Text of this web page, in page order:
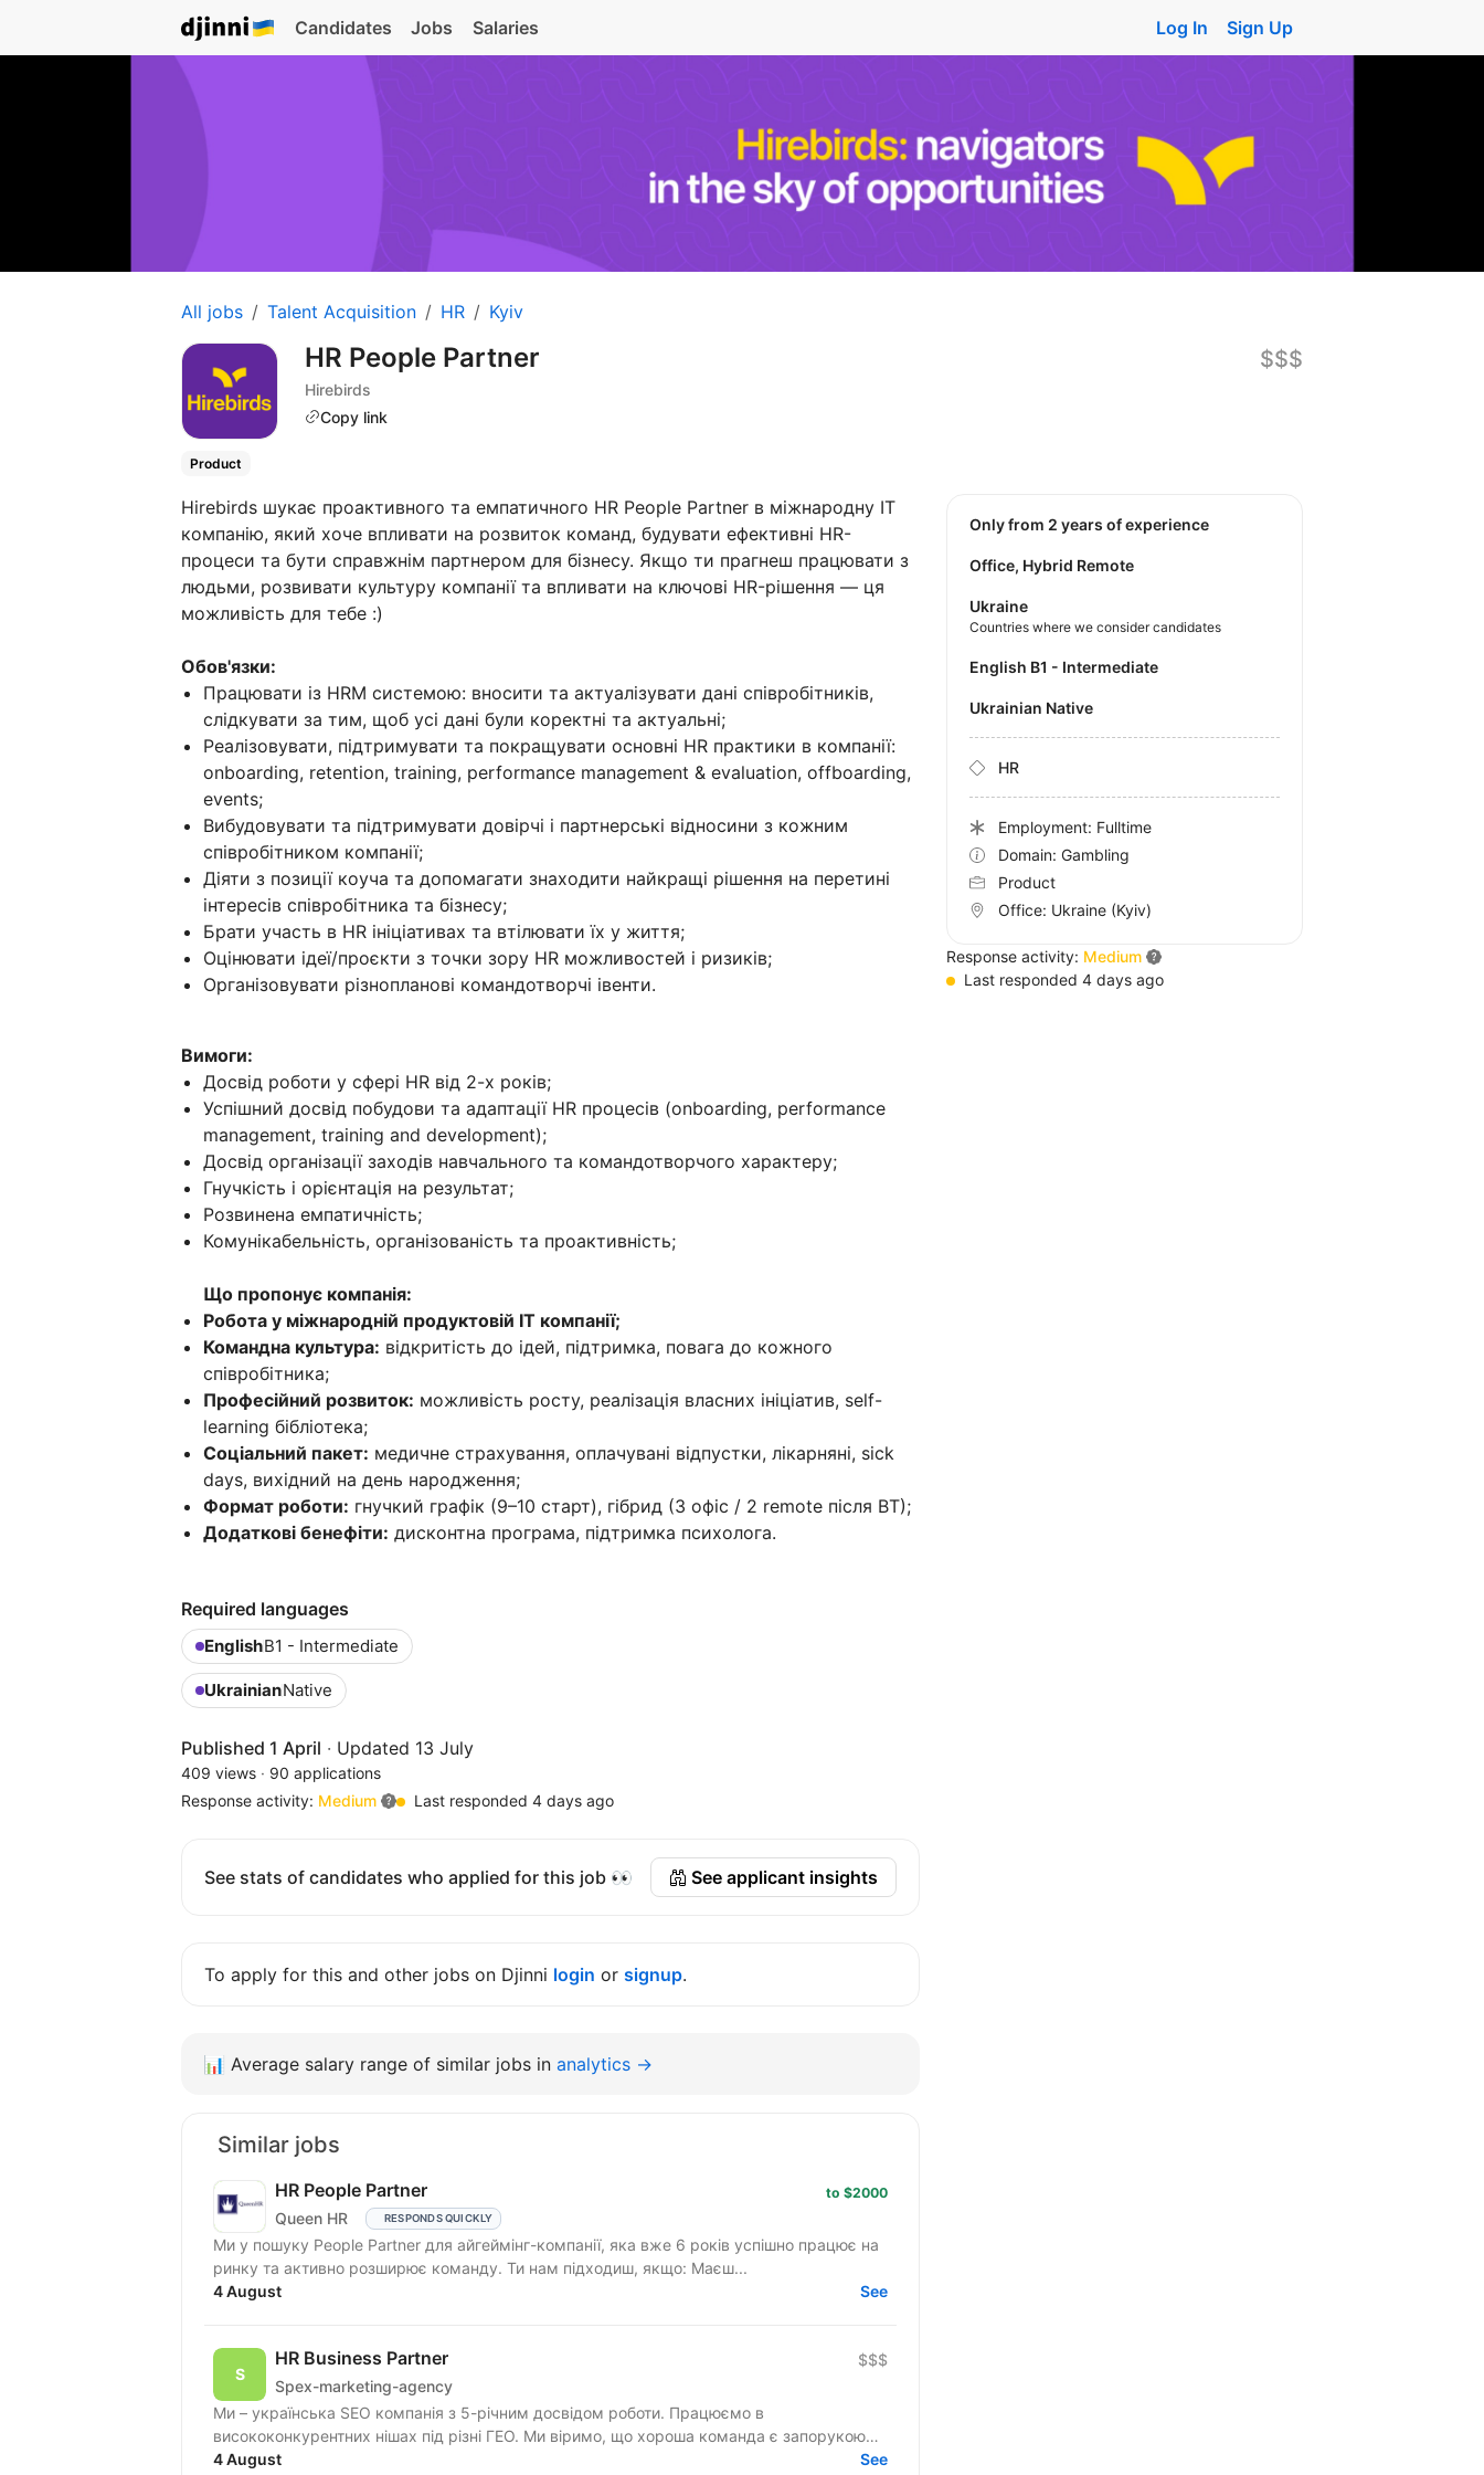
Candidates Jobs Salaries Log In Sign Up
All jobs Talent Acquisition HR Kyiv
HR People Partner
Hirebirds
Copy link
$$$
Product
Hirebirds шукає проактивного та емпатичного HR People Partner в міжнародну IT
компанію, який хоче впливати на розвиток команд, будувати ефективні HR-
процеси та бути справжнім партнером для бізнесу. Якщо ти прагнеш працювати з
людьми, розвивати культуру компанії та впливати на ключові HR-рішення — ця
можливість для тебе :)
Обов'язки:
Працювати із HRM системою: вносити та актуалізувати дані співробітників,
слідкувати за тим, щоб усі дані були коректні та актуальні;
Реалізовувати, підтримувати та покращувати основні HR практики в компанії:
onboarding, retention, training, performance management & evaluation, offboarding,
events;
Вибудовувати та підтримувати довірчі і партнерські відносини з кожним
співробітником компанії;
Діяти з позиції коуча та допомагати знаходити найкращі рішення на перетині
інтересів співробітника та бізнесу;
Брати участь в HR ініціативах та втілювати їх у життя;
Оцінювати ідеї/проєкти з точки зору HR можливостей і ризиків;
Організовувати різнопланові командотворчі івенти.
Вимоги:
Досвід роботи у сфері HR від 2-х років;
Успішний досвід побудови та адаптації HR процесів (onboarding, performance
management, training and development);
Досвід організації заходів навчального та командотворчого характеру;
Гнучкість і орієнтація на результат;
Розвинена емпатичність;
Комунікабельність, організованість та проактивність;
Що пропонує компанія:
Робота у міжнародній продуктовій IT компанії;
Командна культура: відкритість до ідей, підтримка, повага до кожного
співробітника;
Професійний розвиток: можливість росту, реалізація власних ініціатив, self-
learning бібліотека;
Соціальний пакет: медичне страхування, оплачувані відпустки, лікарняні, sick
days, вихідний на день народження;
Формат роботи: гнучкий графік (9–10 старт), гібрид (3 офіс / 2 remote після ВТ);
Додаткові бенефіти: дисконтна програма, підтримка психолога.
Required languages
EnglishB1 - Intermediate
UkrainianNative
Published 1 April · Updated 13 July
409 views · 90 applications
Response activity: Medium Last responded 4 days ago
See stats of candidates who applied for this job 👀 See applicant insights
To apply for this and other jobs on Djinni login or signup.
Only from 2 years of experience
Office, Hybrid Remote
Ukraine
Countries where we consider candidates
English B1 - Intermediate
Ukrainian Native
HR
Employment: Fulltime
Domain: Gambling
Product
Office: Ukraine (Kyiv)
Response activity: Medium
Last responded 4 days ago
📊 Average salary range of similar jobs in analytics →
Similar jobs
HR People Partner
Queen HR RESPONDS QUICKLY
to $2000
Ми у пошуку People Partner для айгеймінг-компанії, яка вже 6 років успішно працює на
ринку та активно розширює команду. Ти нам підходиш, якщо: Маєш...
4 August
See
HR Business Partner
Spex-marketing-agency
$$$
Ми – українська SEO компанія з 5-річним досвідом роботи. Працюємо в
висококонкурентних нішах під різні ГЕО. Ми віримо, що хороша команда є запорукою
успіху....
4 August See